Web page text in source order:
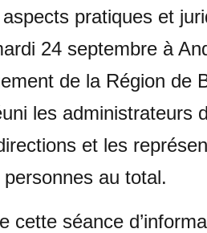
pratiques et
24 septembre à
de la Région de
les administrateurs
et les
au total.
cette séance